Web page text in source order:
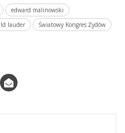
edward malinowski
lauder
Światowy Kongres Żydów